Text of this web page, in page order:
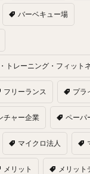
バーベキュー場
トレーニング・フィット
フリーランス プラ
チャー企業 ペーパ
マイクロ法人
メリット メリット